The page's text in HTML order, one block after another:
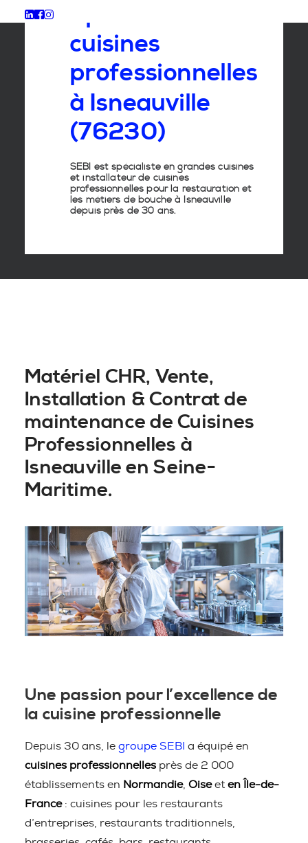
Spécialiste
cuisines
professionnelles
à Isneauville
(76230)
SEBI est spécialiste en grandes cuisines
et installateur de cuisines
professionnelles pour la restauration et
les métiers de bouche à Isneauville
depuis près de 30 ans.
Matériel CHR, Vente,
Installation & Contrat de
maintenance de Cuisines
Professionnelles à
Isneauville en Seine-
Maritime.
Une passion pour l’excellence de
la cuisine professionnelle
Depuis 30 ans, le groupe SEBI a équipé en
cuisines professionnelles près de 2 000
établissements en Normandie, Oiseet en Île-de-
France: cuisines pour les restaurants
d’entreprises, restaurants traditionnels,